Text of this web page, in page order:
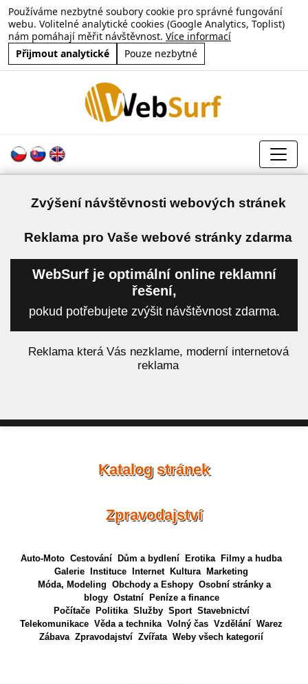
Používáme nezbytné soubory cookie pro správné fungování
webu. Volitelné analytické cookies (Google Analytics, Toplist)
nám pomáhají měřit návštěvnost. Více informací
Přijmout analytické
Pouze nezbytné
Zvýšení návštěvnosti webových stránek
Reklama pro Vaše webové stránky zdarma
WebSurf je optimální online reklamní
řešení,
pokud potřebujete zvýšit návštěvnost zdarma.
Reklama která Vás nezklame, moderní internetová
reklama
Katalog stránek
Zpravodajství
Auto-Moto Cestování Dům a bydlení Erotika
Filmy a hudba
Galerie
Instituce Internet Kultura
Marketing
Móda, Modeling Obchody a Eshopy Osobní stránky a
blogy Ostatní
Peníze a finance
Počítače
Politika Služby Sport Stavebnictví
Telekomunikace Věda a technika Volný čas Vzdělání Warez
Zábava Zpravodajství Zvířata Weby všech kategorií